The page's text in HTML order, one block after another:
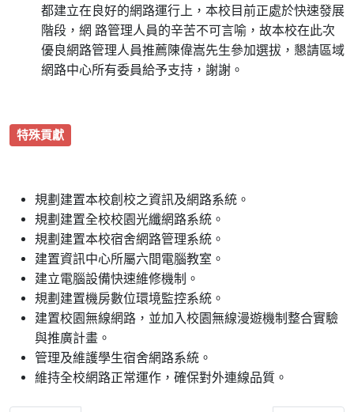
都建立在良好的網路運行上，本校目前正處於快速發展
階段，網 路管理人員的辛苦不可言喻，故本校在此次
優良網路管理人員推薦陳偉嵩先生參加選拔，懇請區域
網路中心所有委員給予支持，謝謝。
特殊貢獻
規劃建置本校創校之資訊及網路系統。
規劃建置全校校園光纖網路系統。
規劃建置本校宿舍網路管理系統。
建置資訊中心所屬六間電腦教室。
建立電腦設備快速維修機制。
規劃建置機房數位環境監控系統。
建置校園無線網路，並加入校園無線漫遊機制整合實驗
與推廣計畫。
管理及維護學生宿舍網路系統。
維持全校網路正常運作，確保對外連線品質。